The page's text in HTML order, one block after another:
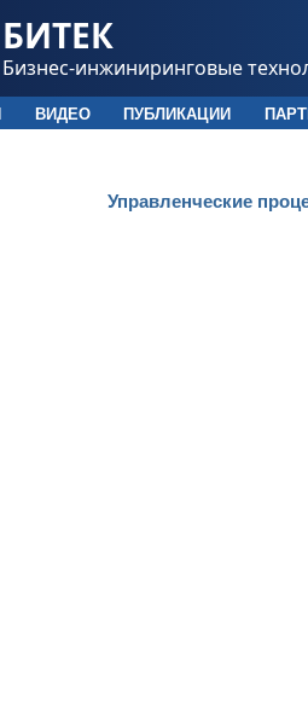
Управленческие
БИТЕК
Бизнес-инжиниринговые
ВИДЕО ПУБЛИКАЦИИ